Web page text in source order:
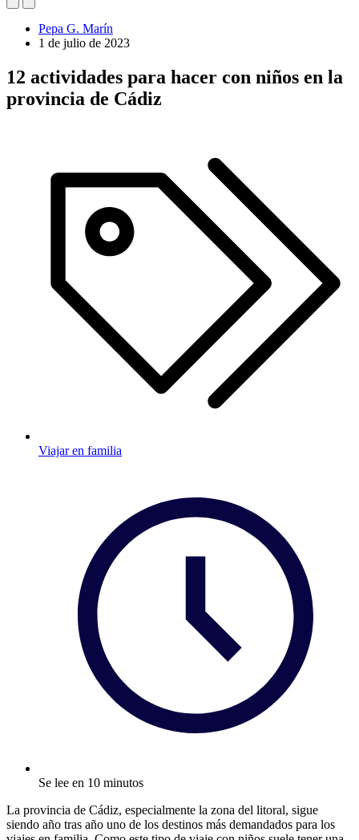
Pepa G. Marín
1 de julio de 2023
12 actividades para hacer con niños en la
provincia de Cádiz
Viajar en familia
Se lee en 10 minutos
La provincia de Cádiz, especialmente la zona del litoral, sigue
siendo año tras año uno de los destinos más demandados para los